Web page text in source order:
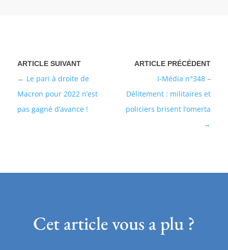
I-Média n°348 –
Délitement : militaires et
policiers brisent l’omerta
Le pari à droite de
Macron pour 2022 n’est
pas gagné d’avance !
Cet article vous a plu ?